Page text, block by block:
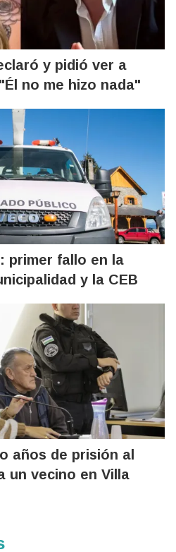
y pidió ver a
no me hizo nada"
primer fallo en la
y la CEB
años de prisión al
un vecino en Villa